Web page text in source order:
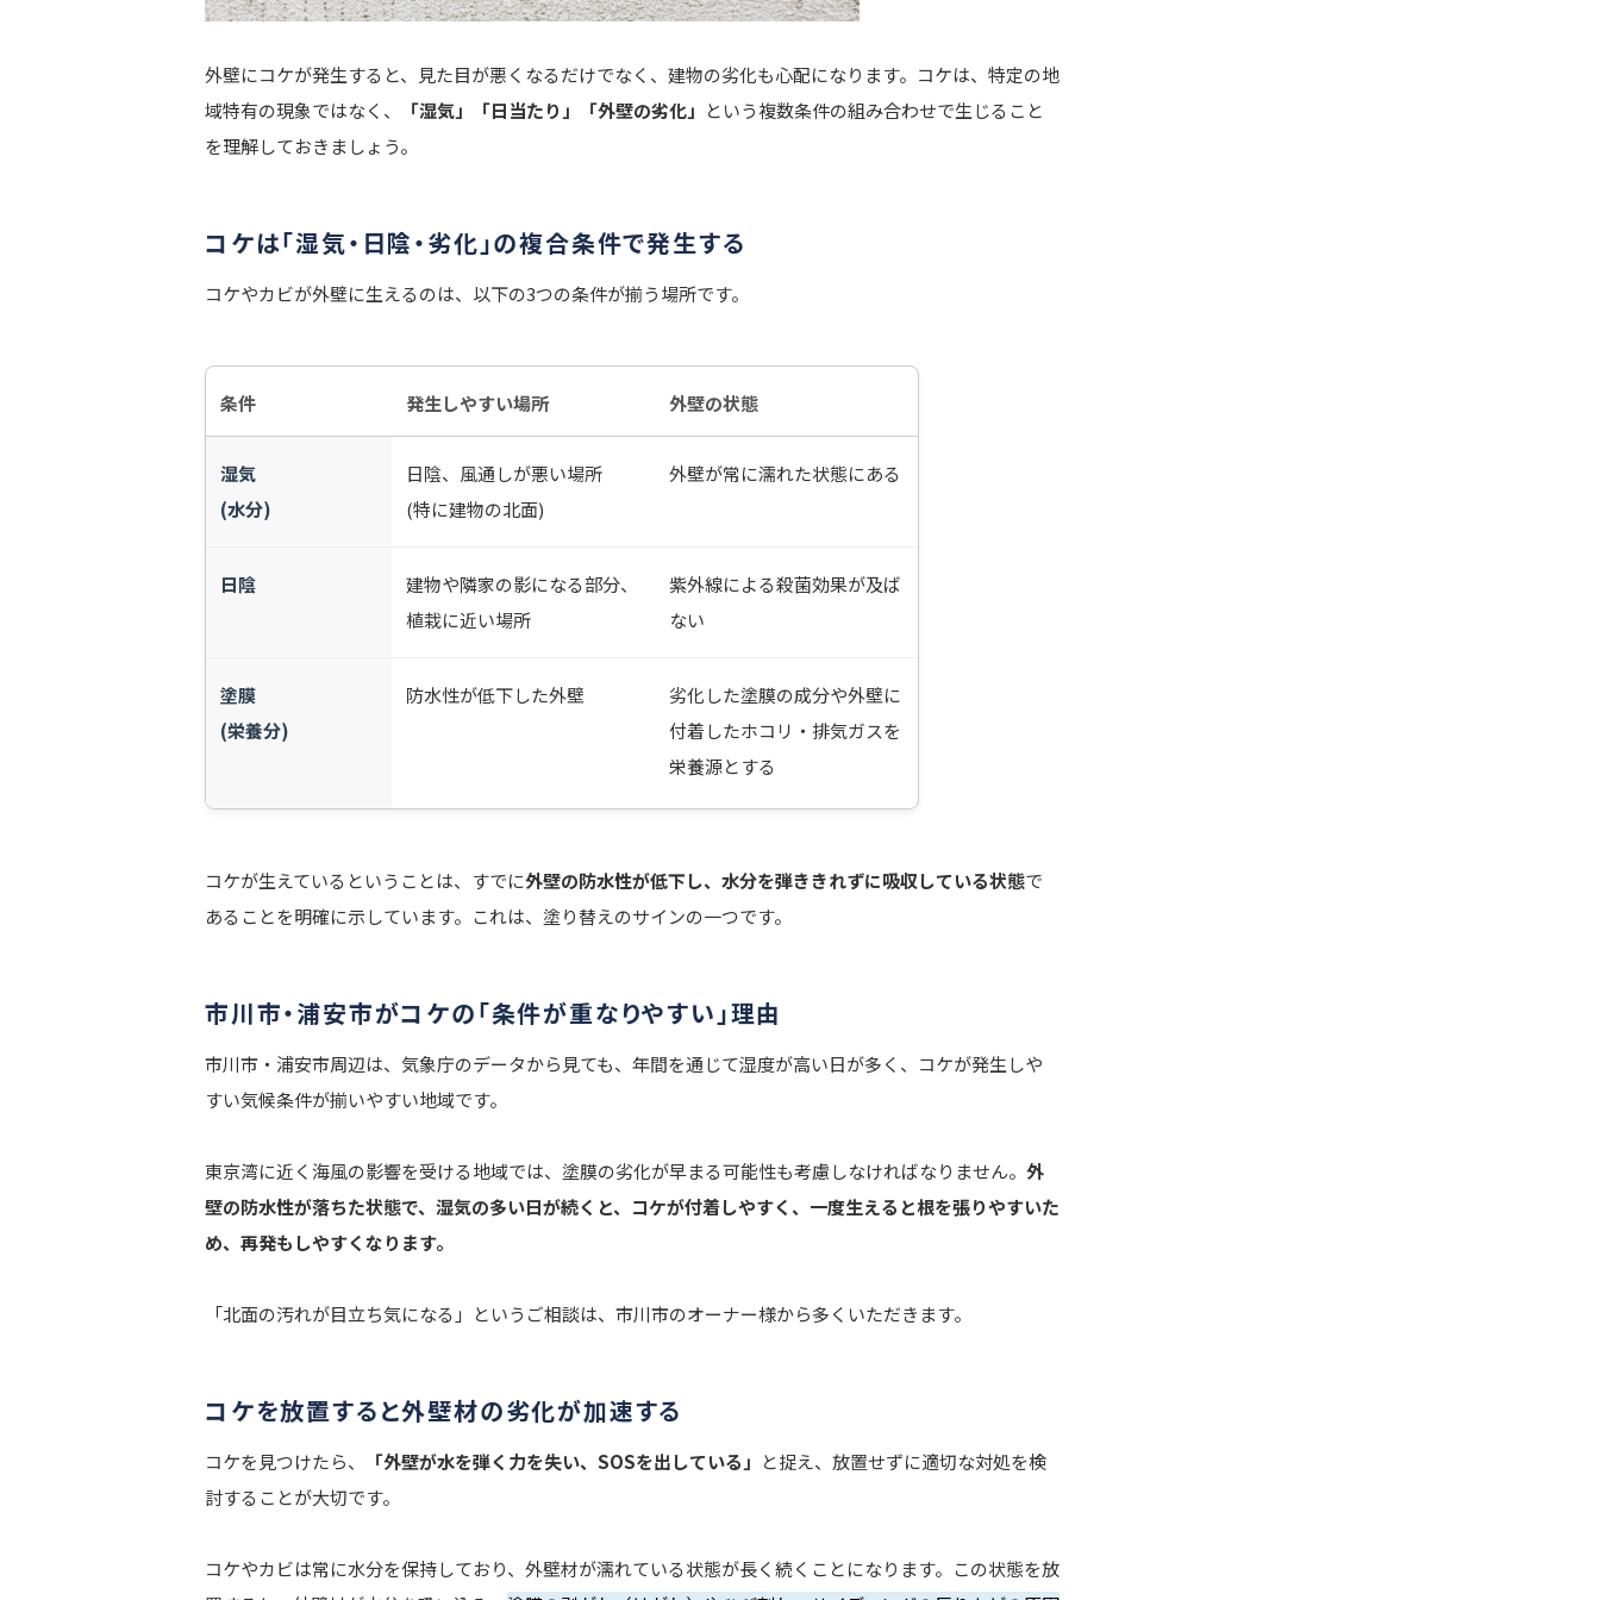
外壁にコケが発生すると、見た目が悪くなるだけでなく、建物の劣化も心配になります。コケは、特定の地
域特有の現象ではなく、
「湿気」「日当たり」「外壁の劣化」 という複数条件の組み合わせで生じること
を理解しておきましょう。
コケは「湿気・日陰・劣化」の複合条件で発生する
コケやカビが外壁に生えるのは、以下の3つの条件が揃う場所です。
条件 発生しやすい場所 外壁の状態
湿気
(水分)
日陰、風通しが悪い場所
(特に建物の北面)
外壁が常に濡れた状態にある
日陰
建物や隣家の影になる部分、
植栽に近い場所
紫外線による殺菌効果が及ば
ない
塗膜
(栄養分)
防水性が低下した外壁
劣化した塗膜の成分や外壁に
付着したホコリ・排気ガスを
栄養源とする
コケが生えているということは、すでに外壁の防水性が低下し、水分を弾ききれずに吸収している状態で
あることを明確に示しています。これは、塗り替えのサインの一つです。
市川市・浦安市がコケの「条件が重なりやすい」理由
市川市・浦安市周辺は、気象庁のデータから見ても、年間を通じて湿度が高い日が多く、コケが発生しや
すい気候条件が揃いやすい地域です。
東京湾に近く海風の影響を受ける地域では、塗膜の劣化が早まる可能性も考慮しなければなりません。 外
壁の防水性が落ちた状態で、湿気の多い日が続くと、コケが付着しやすく、一度生えると根を張りやすいた
め、再発もしやすくなります。
「北面の汚れが目立ち気になる」というご相談は、市川市のオーナー様から多くいただきます。
コケを放置すると外壁材の劣化が加速する
コケを見つけたら、 「外壁が水を弾く力を失い、SOSを出している」 と捉え、放置せずに適切な対処を検
討することが大切です。
コケやカビは常に水分を保持しており、外壁材が濡れている状態が長く続くことになります。この状態を放